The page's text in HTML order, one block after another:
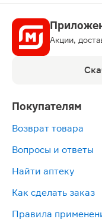
Акции,
Покупателям
Возврат товара
Вопросы и ответы
Найти аптеку
Как сделать заказ
Правила